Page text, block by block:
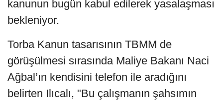
kanunun bugün kabul edilerek yasalaşması
bekleniyor.
Torba Kanun tasarısının TBMM de
görüşülmesi sırasında Maliye Bakanı Naci
Ağbal’ın kendisini telefon ile aradığını
belirten Ilıcalı, "Bu çalışmanın şahsımın